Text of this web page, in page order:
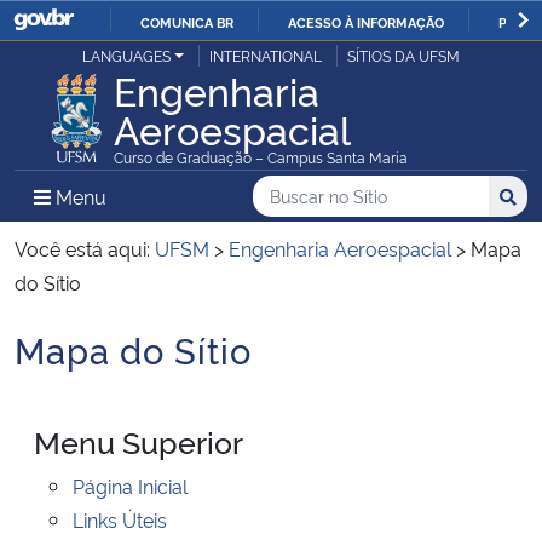
IR
PARA
O
CONTEÚDO
COMUNICA BR ACESSO À INFORMAÇÃO
Ministério da Justiça e Segurança Pública
Ministério da Defesa
Ministério das Relações Exteriores
Ministério da Infraestrutura
Ministério da Agricultura, Pecuária e Abastecimento
Ministério da Educação
LANGUAGES INTERNATIONAL SÍTIOS DA UFSM
Engenharia
Aeroespacial
Curso de Graduação – Campus Santa Maria
Menu Menu Principal do Sítio
Busca
Buscar no no Sítio
Busca:
Você está aqui: UFSM > Engenharia Aeroespacial > Mapa
do Sítio
Início do conteúdo
Mapa do Sítio
Menu Superior
Página Inicial
Links Úteis